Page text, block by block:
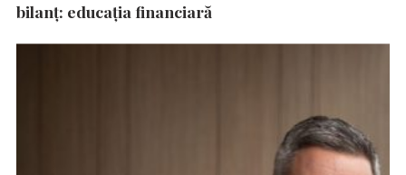
bilanț: educația financiară